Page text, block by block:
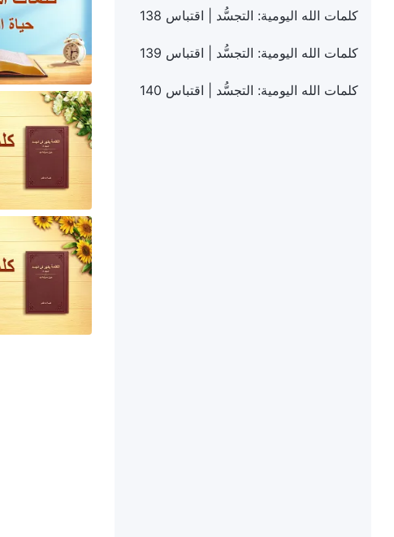
كلمات الله اليومية: التجسُّد | اقتباس 138
كلمات الله اليومية: التجسُّد | اقتباس 139
كلمات الله اليومية: التجسُّد | اقتباس 140